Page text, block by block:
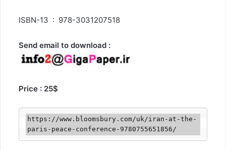
ISBN-13 ‏ : ‎ 978-3031207518
Send email to download :
Price : 25$
https://www.bloomsbury.com/uk/iran-at-the-
paris-peace-conference-9780755651856/